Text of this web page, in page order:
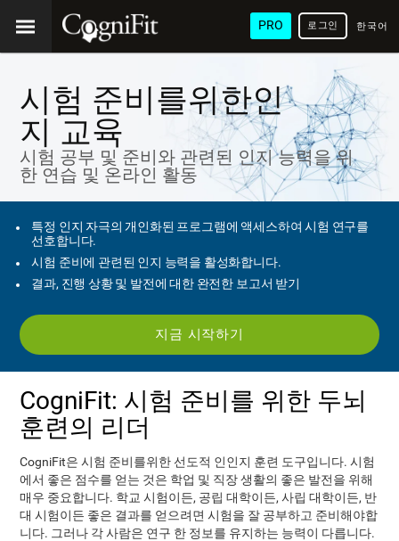
PRO 한국어
/ 韓國
로그인
시험 준비를위한인
지 교육
시험 공부 및 준비와 관련된 인지 능력을 위
한 연습 및 온라인 활동
특정 인지 자극의 개인화된 프로그램에 액세스하여 시험 연구를
선호합니다.
시험 준비에 관련된 인지 능력을 활성화합니다.
결과, 진행 상황 및 발전에 대한 완전한 보고서 받기
지금 시작하기
CogniFit: 시험 준비를 위한 두뇌
훈련의 리더
CogniFit은 시험 준비를위한 선도적 인인지 훈련 도구입니다. 시험
에서 좋은 점수를 얻는 것은 학업 및 직장 생활의 좋은 발전을 위해
매우 중요합니다. 학교 시험이든, 공립 대학이든, 사립 대학이든, 반
대 시험이든 좋은 결과를 얻으려면 시험을 잘 공부하고 준비해야합
니다. 그러나 각 사람은 연구 한 정보를 유지하는 능력이 다릅니다.